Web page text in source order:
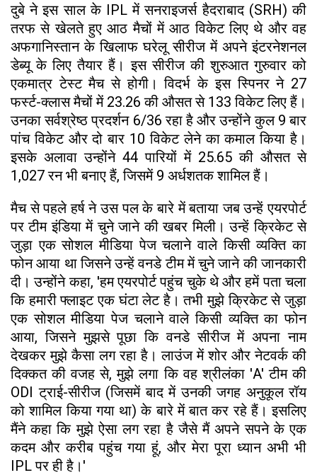
दुबे ने इस साल के IPL में सनराइजर्स हैदराबाद (SRH) की
तरफ से खेलते हुए आठ मैचों में आठ विकेट लिए थे और वह
अफगानिस्तान के खिलाफ घरेलू सीरीज में अपने इंटरनेशनल
डेब्यू के लिए तैयार हैं। इस सीरीज की शुरुआत गुरुवार को
एकमात्र टेस्ट मैच से होगी। विदर्भ के इस स्पिनर ने 27
फर्स्ट-क्लास मैचों में 23.26 की औसत से 133 विकेट लिए हैं।
उनका सर्वश्रेष्ठ प्रदर्शन 6/36 रहा है और उन्होंने कुल 9 बार
पांच विकेट और दो बार 10 विकेट लेने का कमाल किया है।
इसके अलावा उन्होंने 44 पारियों में 25.65 की औसत से
1,027 रन भी बनाए हैं, जिसमें 9 अर्धशतक शामिल हैं।
मैच से पहले हर्ष ने उस पल के बारे में बताया जब उन्हें एयरपोर्ट
पर टीम इंडिया में चुने जाने की खबर मिली। उन्हें क्रिकेट से
जुड़ा एक सोशल मीडिया पेज चलाने वाले किसी व्यक्ति का
फोन आया था जिसने उन्हें वनडे टीम में चुने जाने की जानकारी
दी। उन्होंने कहा, 'हम एयरपोर्ट पहुंच चुके थे और हमें पता चला
कि हमारी फ्लाइट एक घंटा लेट है। तभी मुझे क्रिकेट से जुड़ा
एक सोशल मीडिया पेज चलाने वाले किसी व्यक्ति का फोन
आया, जिसने मुझसे पूछा कि वनडे सीरीज में अपना नाम
देखकर मुझे कैसा लग रहा है। लाउंज में शोर और नेटवर्क की
दिक्कत की वजह से, मुझे लगा कि वह श्रीलंका 'A' टीम की
ODI ट्राई-सीरीज (जिसमें बाद में उनकी जगह अनुकूल रॉय
को शामिल किया गया था) के बारे में बात कर रहे हैं। इसलिए
मैंने कहा कि मुझे ऐसा लग रहा है जैसे मैं अपने सपने के एक
कदम और करीब पहुंच गया हूं, और मेरा पूरा ध्यान अभी भी
IPL पर ही है।'